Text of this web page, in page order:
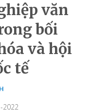
văn
bối
và hội
tế
2022